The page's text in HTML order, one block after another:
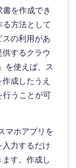
を作成でき
る方法として
の利用があ
するクラウ
」を使えば、ス
成したうえ
行うことが可
マホアプリを
入力するだけ
す。作成し